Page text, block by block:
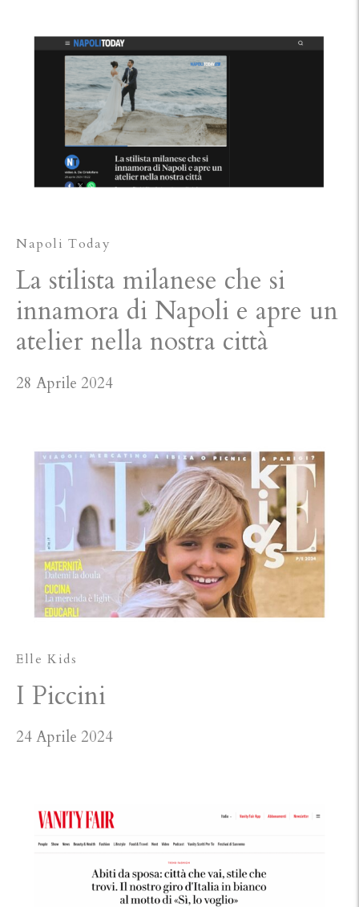
Napoli Today
La stilista milanese che si
innamora di Napoli e apre un
atelier nella nostra città
28 Aprile 2024
Elle Kids
I Piccini
24 Aprile 2024